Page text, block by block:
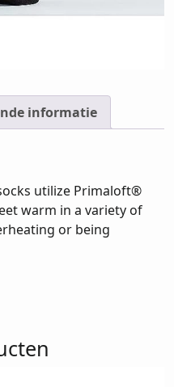
informatie
utilize Primaloft®
warm in a variety of
or being